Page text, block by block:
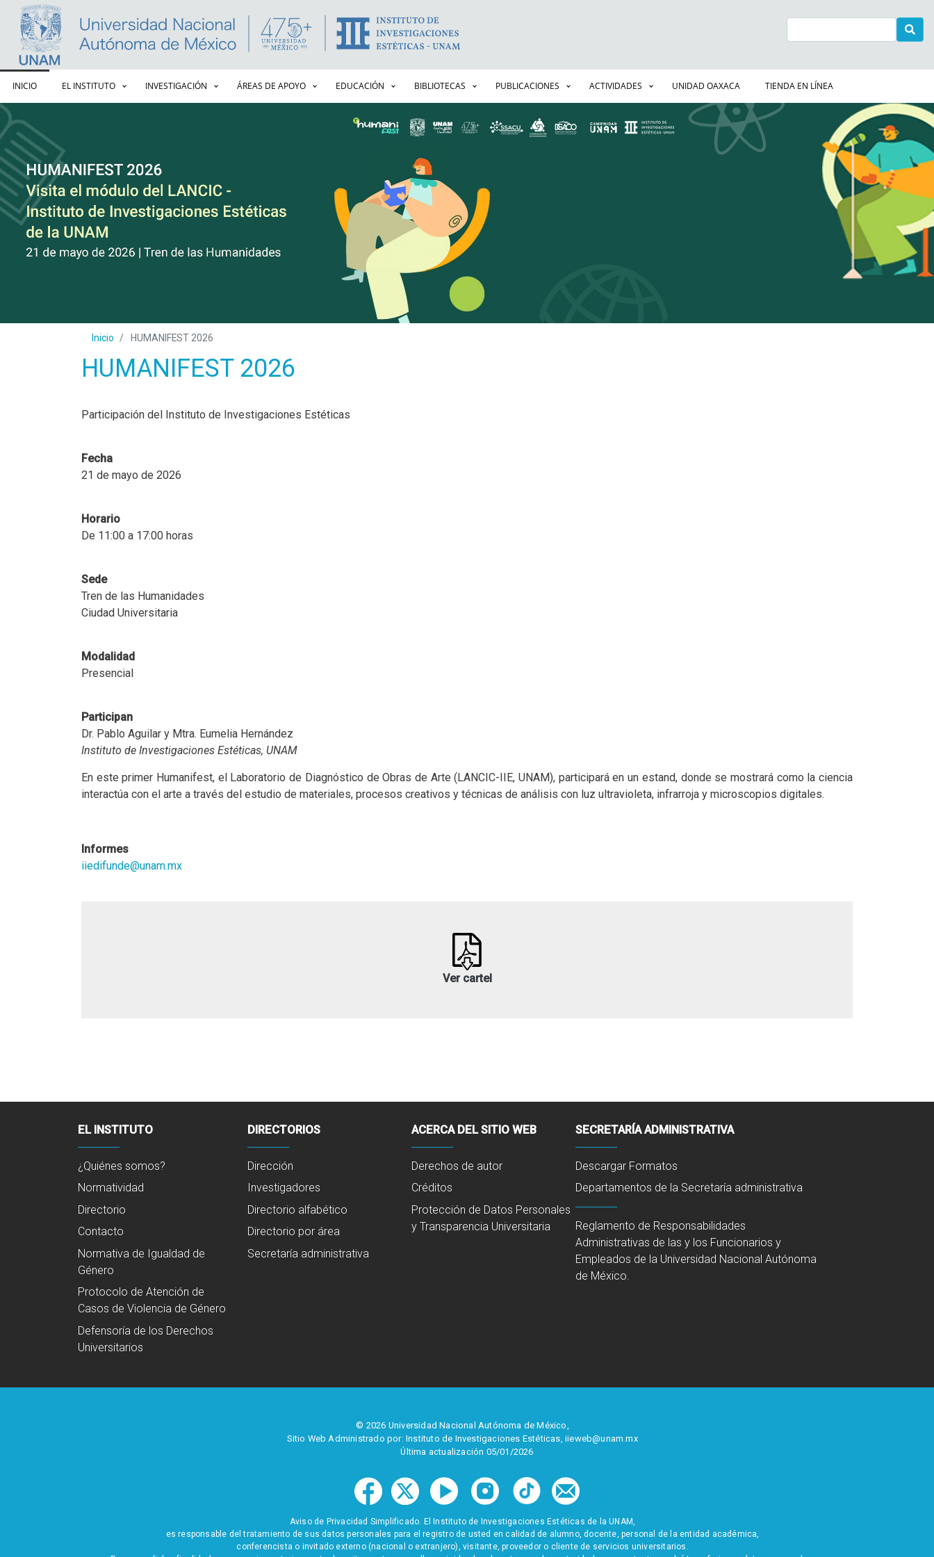
Buscar
Navegación principal
INICIO EL INSTITUTO INVESTIGACIÓN ÁREAS DE APOYO EDUCACIÓN BIBLIOTECAS PUBLICACIONES ACTIVIDADES UNIDAD OAXACA TIENDA EN LÍNEA
Inicio HUMANIFEST 2026
HUMANIFEST 2026
Participación del Instituto de Investigaciones Estéticas
Fecha
21 de mayo de 2026
Horario
De 11:00 a 17:00 horas
Sede
Tren de las Humanidades
Ciudad Universitaria
Modalidad
Presencial
Participan
Dr. Pablo Aguilar y Mtra. Eumelia Hernández
Instituto de Investigaciones Estéticas, UNAM
En este primer Humanifest, el Laboratorio de Diagnóstico de Obras de Arte (LANCIC-IIE, UNAM), participará en un estand, donde se mostrará como la ciencia
interactúa con el arte a través del estudio de materiales, procesos creativos y técnicas de análisis con luz ultravioleta, infrarroja y microscopios digitales.
Informes
iiedifunde@unam.mx
Ver cartel
EL INSTITUTO
¿Quiénes somos?
Normatividad
Directorio
Contacto
Normativa de Igualdad de
Género
Protocolo de Atención de
Casos de Violencia de Género
Defensoría de los Derechos
Universitarios
DIRECTORIOS
Dirección
Investigadores
Directorio alfabético
Directorio por área
Secretaría administrativa
ACERCA DEL SITIO WEB
Derechos de autor
Créditos
Protección de Datos Personales
y Transparencia Universitaria
SECRETARÍA ADMINISTRATIVA
Descargar Formatos
Departamentos de la Secretaría administrativa
Reglamento de Responsabilidades
Administrativas de las y los Funcionarios y
Empleados de la Universidad Nacional Autónoma
de México.
© 2026 Universidad Nacional Autónoma de México,
Sitio Web Administrado por: Instituto de Investigaciones Estéticas, iieweb@unam.mx
Última actualización 05/01/2026
Aviso de Privacidad Simplificado. El Instituto de Investigaciones Estéticas de la UNAM,
es responsable del tratamiento de sus datos personales para el registro de usted en calidad de alumno, docente, personal de la entidad académica,
conferencista o invitado externo (nacional o extranjero), visitante, proveedor o cliente de servicios universitarios.